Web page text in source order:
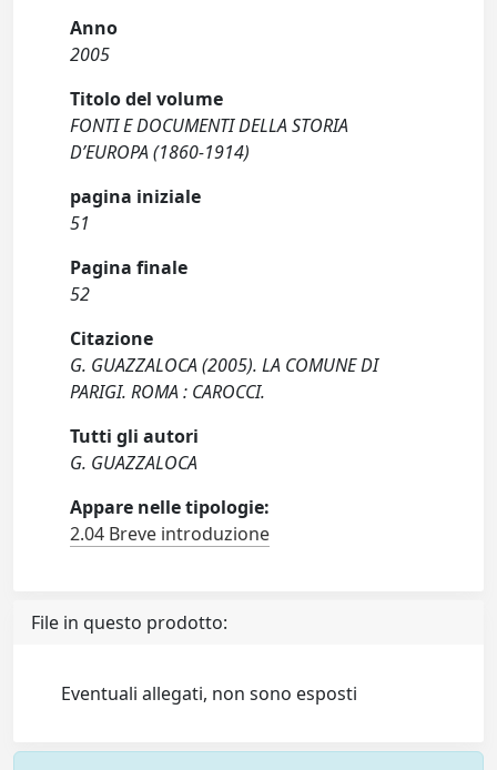
Anno
2005
Titolo del volume
FONTI E DOCUMENTI DELLA STORIA
D’EUROPA (1860-1914)
pagina iniziale
51
Pagina finale
52
Citazione
G. GUAZZALOCA (2005). LA COMUNE DI
PARIGI. ROMA : CAROCCI.
Tutti gli autori
G. GUAZZALOCA
Appare nelle tipologie:
2.04 Breve introduzione
File in questo prodotto:
Eventuali allegati, non sono esposti